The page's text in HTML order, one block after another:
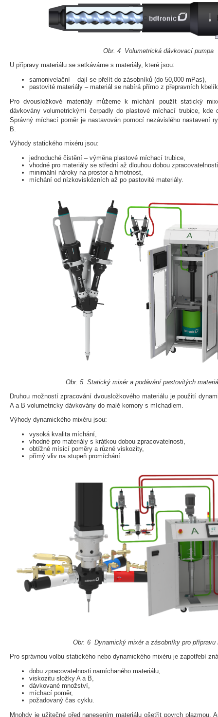
Obr. 4 Volumetrická dávkovací pumpa
U přípravy materiálu se setkáváme s materiály, které jsou:
samonivelační – dají se přelít do zásobníků (do 50,000 mPas),
pastovité materiály – materiál se nabírá přímo z přepravních
Pro dvousložkové materiály můžeme k míchání použít statický
dávkovány volumetrickými čerpadly do plastové míchací trubice, kde
Správný míchací poměr je nastavován pomocí nezávislého nastavení
B.
Výhody statického mixéru jsou:
jednoduché čistění – výměna plastové míchací trubice,
vhodné pro materiály se střední až dlouhou dobou
minimální nároky na prostor a hmotnost,
míchání od nízkoviskózních až po pastovité materiály.
Obr. 5 Statický mixér a podávání pastovitých
Druhou možností zpracování dvousložkového materiálu je použití
A a B volumetricky dávkovány do malé komory s míchadlem.
Výhody dynamického mixéru jsou:
vysoká kvalita míchání,
vhodné pro materiály s krátkou dobou zpracovatelnosti,
obtížné mísicí poměry a různé viskozity,
přímý vliv na stupeň promíchání.
Obr. 6 Dynamický mixér a zásobníky pro přípravu
Pro správnou volbu statického nebo dynamického mixéru je zapotřebí
dobu zpracovatelnosti namíchaného materiálu,
viskozitu složky A a B,
dávkované množství,
míchací poměr,
požadovaný čas cyklu.
Mnohdy je užitečné před nanesením materiálu ošetřit povrch plazmou.